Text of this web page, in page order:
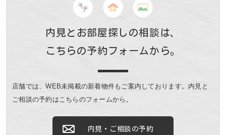
内見とお部屋探しの相談は、
こちらの予約フォームから。
店舗では、WEB未掲載の新着物件もご案内しております。 内見と
ご相談の予約はこちらのフォームから。
内見・ご相談の予約